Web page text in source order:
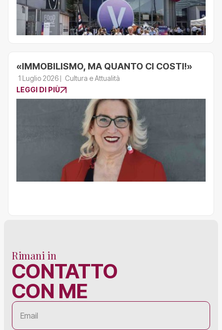
«IMMOBILISMO, MA QUANTO CI COSTI!»
1 Luglio 2026
Cultura e Attualità
LEGGI DI PIÙ
Rimani in
CONTATTO
CON ME